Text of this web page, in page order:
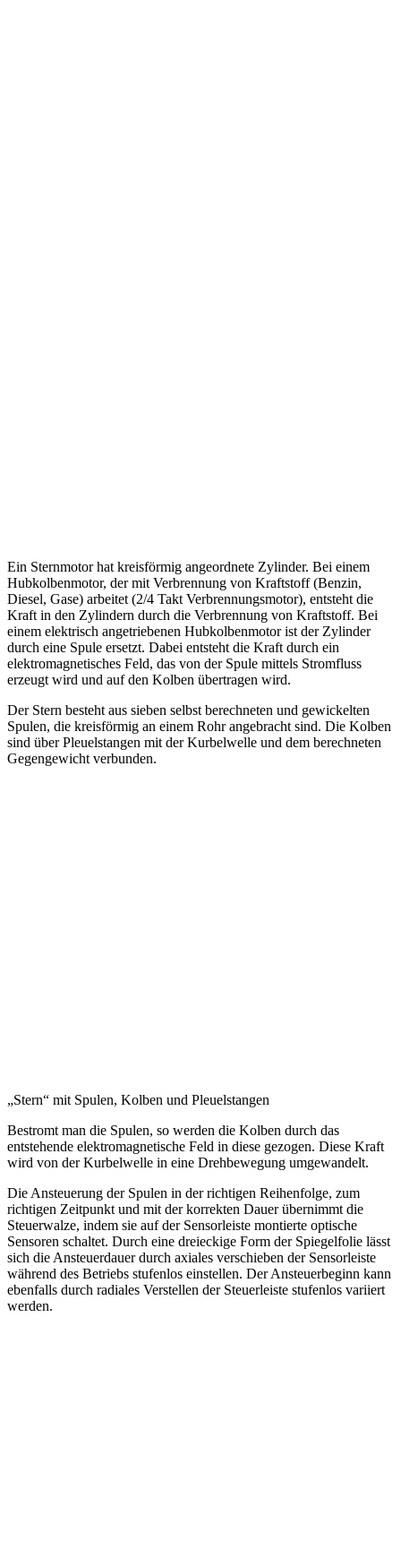
Ein Sternmotor hat kreisförmig angeordnete Zylinder. Bei einem
Hubkolbenmotor, der mit Verbrennung von Kraftstoff (Benzin,
Diesel, Gase) arbeitet (2/4 Takt Verbrennungsmotor), entsteht die
Kraft in den Zylindern durch die Verbrennung von Kraftstoff. Bei
einem elektrisch angetriebenen Hubkolbenmotor ist der Zylinder
durch eine Spule ersetzt. Dabei entsteht die Kraft durch ein
elektromagnetisches Feld, das von der Spule mittels Stromfluss
erzeugt wird und auf den Kolben übertragen wird.
Der Stern besteht aus sieben selbst berechneten und gewickelten
Spulen, die kreisförmig an einem Rohr angebracht sind. Die Kolben
sind über Pleuelstangen mit der Kurbelwelle und dem berechneten
Gegengewicht verbunden.
„Stern“ mit Spulen, Kolben und Pleuelstangen
Bestromt man die Spulen, so werden die Kolben durch das
entstehende elektromagnetische Feld in diese gezogen. Diese Kraft
wird von der Kurbelwelle in eine Drehbewegung umgewandelt.
Die Ansteuerung der Spulen in der richtigen Reihenfolge, zum
richtigen Zeitpunkt und mit der korrekten Dauer übernimmt die
Steuerwalze, indem sie auf der Sensorleiste montierte optische
Sensoren schaltet. Durch eine dreieckige Form der Spiegelfolie lässt
sich die Ansteuerdauer durch axiales verschieben der Sensorleiste
während des Betriebs stufenlos einstellen. Der Ansteuerbeginn kann
ebenfalls durch radiales Verstellen der Steuerleiste stufenlos variiert
werden.